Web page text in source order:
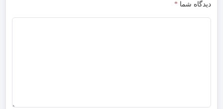
دیدگاه شما *